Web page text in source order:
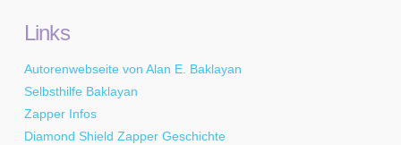
Links
Autorenwebseite von Alan E. Baklayan
Selbsthilfe Baklayan
Zapper Infos
Diamond Shield Zapper Geschichte